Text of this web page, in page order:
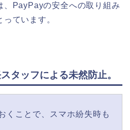
、PayPayの安全への取り組み
ています。
タッフによる未然防止。
くことで、スマホ紛失時も